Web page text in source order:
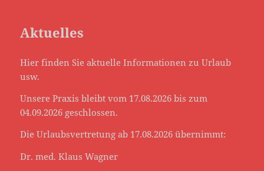
Aktuelles
Hier finden Sie aktuelle Informationen zu Urlaub
usw.
Unsere Praxis bleibt vom 17.08.2026 bis zum
04.09.2026 geschlossen.
Die Urlaubsvertretung ab 17.08.2026 übernimmt:
Dr. med. Klaus Wagner